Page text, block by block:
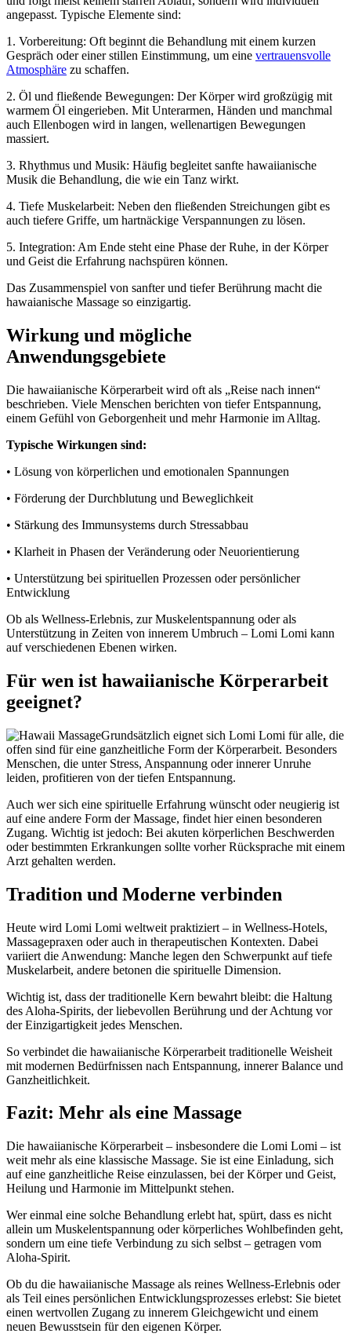
angepasst. Typische Elemente sind:
1. Vorbereitung: Oft beginnt die Behandlung mit einem kurzen
Gespräch oder einer stillen Einstimmung, um eine vertrauensvolle
Atmosphäre zu schaffen.
2. Öl und fließende Bewegungen: Der Körper wird großzügig mit
warmem Öl eingerieben. Mit Unterarmen, Händen und manchmal
auch Ellenbogen wird in langen, wellenartigen Bewegungen
massiert.
3. Rhythmus und Musik: Häufig begleitet sanfte hawaiianische
Musik die Behandlung, die wie ein Tanz wirkt.
4. Tiefe Muskelarbeit: Neben den fließenden Streichungen gibt es
auch tiefere Griffe, um hartnäckige Verspannungen zu lösen.
5. Integration: Am Ende steht eine Phase der Ruhe, in der Körper
und Geist die Erfahrung nachspüren können.
Das Zusammenspiel von sanfter und tiefer Berührung macht die
hawaianische Massage so einzigartig.
Wirkung und mögliche
Anwendungsgebiete
Die hawaiianische Körperarbeit wird oft als „Reise nach innen“
beschrieben. Viele Menschen berichten von tiefer Entspannung,
einem Gefühl von Geborgenheit und mehr Harmonie im Alltag.
Typische Wirkungen sind:
• Lösung von körperlichen und emotionalen Spannungen
• Förderung der Durchblutung und Beweglichkeit
• Stärkung des Immunsystems durch Stressabbau
• Klarheit in Phasen der Veränderung oder Neuorientierung
• Unterstützung bei spirituellen Prozessen oder persönlicher
Entwicklung
Ob als Wellness-Erlebnis, zur Muskelentspannung oder als
Unterstützung in Zeiten von innerem Umbruch – Lomi Lomi kann
auf verschiedenen Ebenen wirken.
Für wen ist hawaiianische Körperarbeit
geeignet?
Grundsätzlich eignet sich Lomi Lomi für alle, die
offen sind für eine ganzheitliche Form der Körperarbeit. Besonders
Menschen, die unter Stress, Anspannung oder innerer Unruhe
leiden, profitieren von der tiefen Entspannung.
Auch wer sich eine spirituelle Erfahrung wünscht oder neugierig ist
auf eine andere Form der Massage, findet hier einen besonderen
Zugang. Wichtig ist jedoch: Bei akuten körperlichen Beschwerden
oder bestimmten Erkrankungen sollte vorher Rücksprache mit einem
Arzt gehalten werden.
Tradition und Moderne verbinden
Heute wird Lomi Lomi weltweit praktiziert – in Wellness-Hotels,
Massagepraxen oder auch in therapeutischen Kontexten. Dabei
variiert die Anwendung: Manche legen den Schwerpunkt auf tiefe
Muskelarbeit, andere betonen die spirituelle Dimension.
Wichtig ist, dass der traditionelle Kern bewahrt bleibt: die Haltung
des Aloha-Spirits, der liebevollen Berührung und der Achtung vor
der Einzigartigkeit jedes Menschen.
So verbindet die hawaiianische Körperarbeit traditionelle Weisheit
mit modernen Bedürfnissen nach Entspannung, innerer Balance und
Ganzheitlichkeit.
Fazit: Mehr als eine Massage
Die hawaiianische Körperarbeit – insbesondere die Lomi Lomi – ist
weit mehr als eine klassische Massage. Sie ist eine Einladung, sich
auf eine ganzheitliche Reise einzulassen, bei der Körper und Geist,
Heilung und Harmonie im Mittelpunkt stehen.
Wer einmal eine solche Behandlung erlebt hat, spürt, dass es nicht
allein um Muskelentspannung oder körperliches Wohlbefinden geht,
sondern um eine tiefe Verbindung zu sich selbst – getragen vom
Aloha-Spirit.
Ob du die hawaiianische Massage als reines Wellness-Erlebnis oder
als Teil eines persönlichen Entwicklungsprozesses erlebst: Sie bietet
einen wertvollen Zugang zu innerem Gleichgewicht und einem
neuen Bewusstsein für den eigenen Körper.